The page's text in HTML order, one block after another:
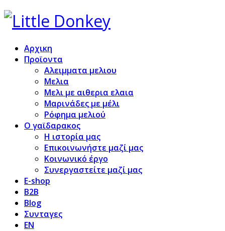
Αρχικη
Προϊoντα
Αλειμματα μελιου
Μελια
Μελι με αιθερια ελαια
Μαρινάδες με μέλι
Ρόφημα μελιού
Ο γαϊδαρακος
Η ιστορία μας
Επικοινωνήστε μαζί μας
Κοινωνικό έργο
Συνεργαστείτε μαζί μας
E-shop
B2B
Blog
Συνταγες
EN